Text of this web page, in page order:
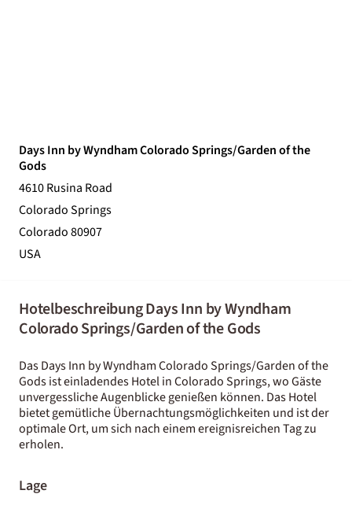
Days Inn by Wyndham Colorado Springs/Garden of the
Gods
4610 Rusina Road
Colorado Springs
Colorado 80907
USA
Hotelbeschreibung Days Inn by Wyndham
Colorado Springs/Garden of the Gods
Das Days Inn by Wyndham Colorado Springs/Garden of the
Gods ist einladendes Hotel in Colorado Springs, wo Gäste
unvergessliche Augenblicke genießen können. Das Hotel
bietet gemütliche Übernachtungsmöglichkeiten und ist der
optimale Ort, um sich nach einem ereignisreichen Tag zu
erholen.
Lage